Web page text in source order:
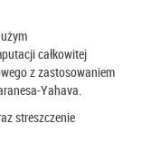
całkowitej
z zastosowaniem
Yahava.
streszczenie